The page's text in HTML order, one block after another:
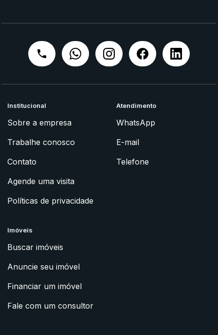
Institucional
Sobre a empresa
Trabalhe conosco
Contato
Agende uma visita
Políticas de privacidade
Atendimento
WhatsApp
E-mail
Telefone
Imóveis
Buscar imóveis
Anuncie seu imóvel
Financiar um imóvel
Fale com um consultor